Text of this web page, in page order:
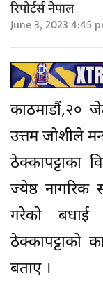
रिपोर्टर्स नेपाल
June 3, 2023 4:45
काठमाडौं,२०
उत्तम जोशीले
ठेक्कापट्टाका
ज्येष्ठ
गरेको बधाई
ठेक्कापट्टाको
बताए ।